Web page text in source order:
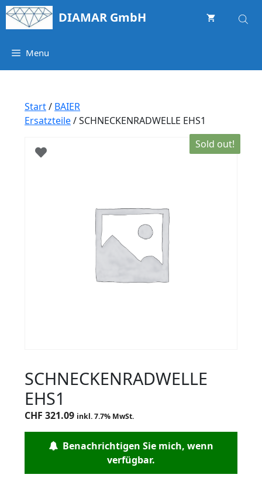
Springe
zum
DIAMAR GmbH
Menu
Start/ BAIER
Ersatzteile/ SCHNECKENRADWELLE EHS1
Sold out!
SCHNECKENRADWELLE
EHS1
CHF 321.09 inkl. 7.7% MwSt.
Benachrichtigen Sie mich, wenn
verfügbar.